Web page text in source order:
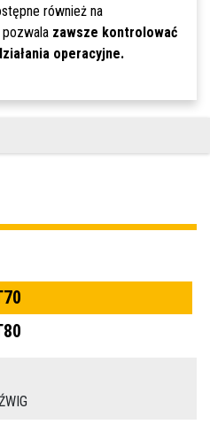
również na
zawsze kontrolować
operacyjne.